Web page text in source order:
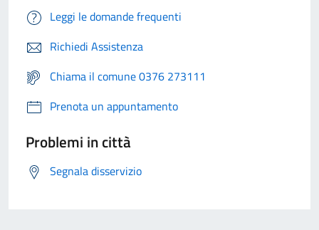
Leggi le domande frequenti
Richiedi Assistenza
Chiama il comune 0376 273111
Prenota un appuntamento
Problemi in città
Segnala disservizio